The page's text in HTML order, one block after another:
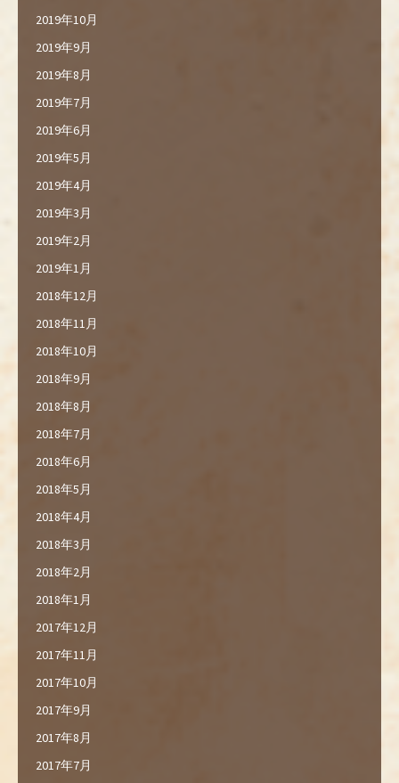
2019年10月
2019年9月
2019年8月
2019年7月
2019年6月
2019年5月
2019年4月
2019年3月
2019年2月
2019年1月
2018年12月
2018年11月
2018年10月
2018年9月
2018年8月
2018年7月
2018年6月
2018年5月
2018年4月
2018年3月
2018年2月
2018年1月
2017年12月
2017年11月
2017年10月
2017年9月
2017年8月
2017年7月